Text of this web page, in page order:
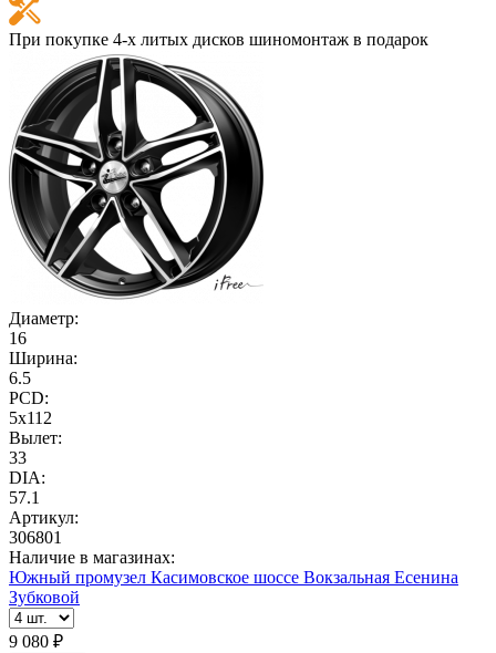
При покупке 4-х литых дисков шиномонтаж в подарок
Диаметр:
16
Ширина:
6.5
PCD:
5x112
Вылет:
33
DIA:
57.1
Артикул:
306801
Наличие в магазинах:
Южный промузел Касимовское шоссе Вокзальная Есенина
Зубковой
9 080 ₽